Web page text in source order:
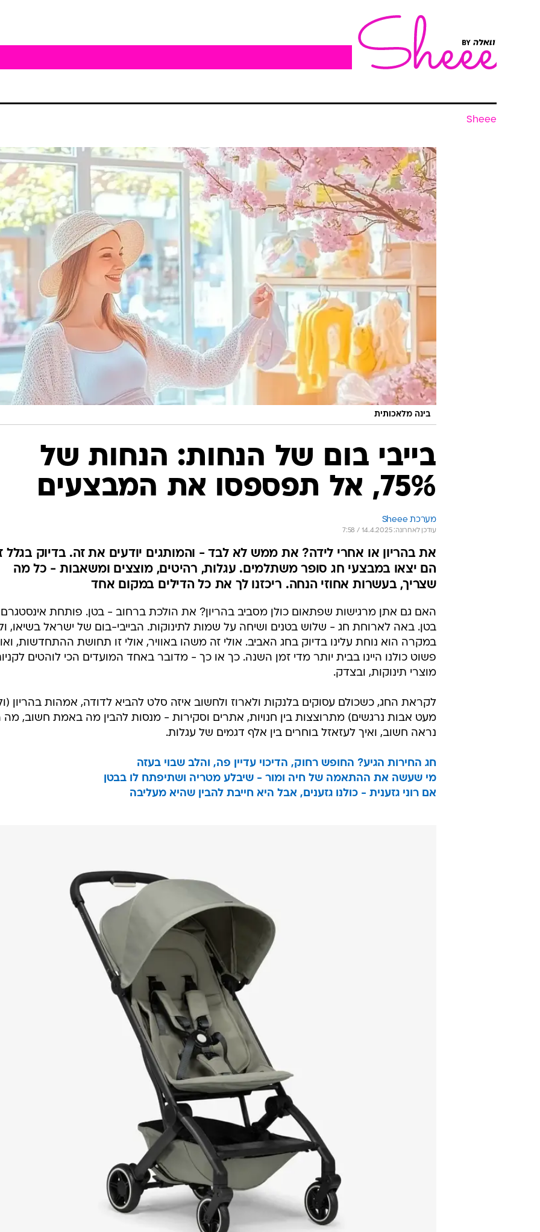
Sheee
בינה מלאכותית
בייבי בום של הנחות: הנחות של
75%, אל תפספסו את המבצעים
מערכת Sheee
עודכן לאחרונה: 14.4.2025 / 7:58
את בהריון או אחרי לידה? את ממש לא לבד - והמותגים יודעים את זה. בדיוק בגלל
הם יצאו במבצעי חג סופר משתלמים. עגלות, רהיטים, מוצצים ומשאבות - כל מה
שצריך, בעשרות אחוזי הנחה. ריכזנו לך את כל הדילים במקום אחד
האם גם אתן מרגישות שפתאום כולן מסביב בהריון? את הולכת ברחוב - בטן. פותחת
בטן. באה לארוחת חג - שלוש בטנים ושיחה על שמות לתינוקות. הבייבי-בום של ישראל בשיאו,
במקרה הוא נוחת עלינו בדיוק בחג האביב. אולי זה משהו באוויר, אולי זו תחושת ההתחדשות,
פשוט כולנו היינו בבית יותר מדי זמן השנה. כך או כך - מדובר באחד המועדים הכי לוהטים
מוצרי תינוקות, ובצדק.
לקראת החג, כשכולם עסוקים בלנקות ולארוז ולחשוב איזה סלט להביא לדודה, אמהות בהריון
מעט אבות נרגשים) מתרוצצות בין חנויות, אתרים וסקירות - מנסות להבין מה באמת חשוב, מה
נראה חשוב, ואיך לעזאזל בוחרים בין אלף דגמים של עגלות.
חג החירות הגיע? החופש רחוק, הדיכוי עדיין פה, והלב שבוי בעזה
מי שעשה את ההתאמה של חיה ומור - שיבלע מטריה ושתיפתח לו בבטן
אם רוני גזענית - כולנו גזענים, אבל היא חייבת להבין שהיא מעליבה